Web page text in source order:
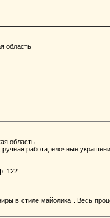
область
область
работа, ёлочные
122
в стиле майолика . Весь